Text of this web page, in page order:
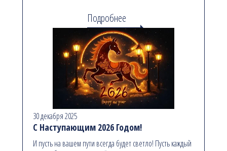
Подробнее
30 декабря 2025
С Наступающим 2026 Годом!
И пусть на вашем пути всегда будет светло! Пусть каждый